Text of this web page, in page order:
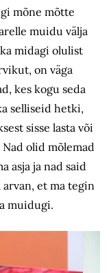
mõne mõtte
muidu välja
midagi olulist
on väga
kes kogu seda
selliseid hetki,
sisse lasta või
olid mõlemad
asja ja nad said
arvan, et ma tegin
muidugi.